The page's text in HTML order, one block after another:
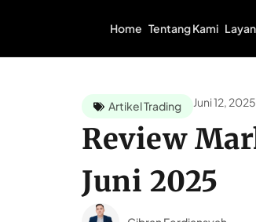
Home Tentang Kami
Artikel Trading Juni 12, 2025
Review
Juni 2025